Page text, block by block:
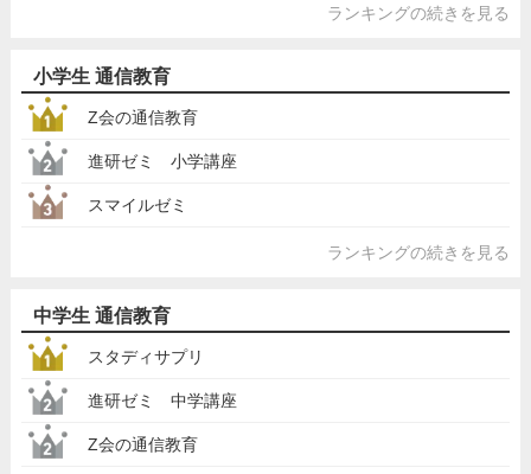
ランキングの続きを見る
小学生 通信教育
Z会の通信教育
進研ゼミ 小学講座
スマイルゼミ
ランキングの続きを見る
中学生 通信教育
スタディサプリ
進研ゼミ 中学講座
Z会の通信教育